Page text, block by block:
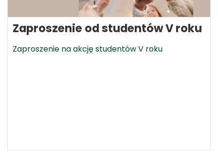
Zaproszenie od studentów V roku
Zaproszenie na akcję studentów V roku